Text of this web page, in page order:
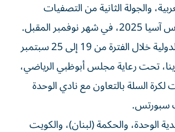
والجولة الثانية من التصفيات
المقبل.
وتقام بطولة الوحدة الدولية خلال الفترة من 19 إلى 25 سبتمبر
تحت رعاية مجلس أبوظبي الرياضي،
لكرة السلة بالتعاون مع نادي الوحدة
سبورتس.
الوحدة، والحكمة (لبنان)، والكويت